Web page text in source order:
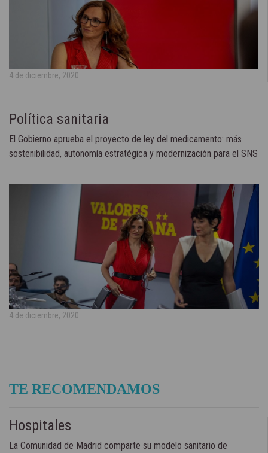
4 de diciembre, 2020
Política sanitaria
El Gobierno aprueba el proyecto de ley del medicamento: más
sostenibilidad, autonomía estratégica y modernización para el SNS
4 de diciembre, 2020
TE RECOMENDAMOS
Hospitales
La Comunidad de Madrid comparte su modelo sanitario de